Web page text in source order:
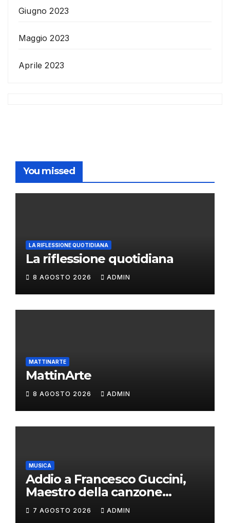
Giugno 2023
Maggio 2023
Aprile 2023
You missed
LA RIFLESSIONE QUOTIDIANA
La riflessione quotidiana
8 AGOSTO 2026 ADMIN
MATTINARTE
MattinArte
8 AGOSTO 2026 ADMIN
MUSICA
Addio a Francesco Guccini,
Maestro della canzone
d’autore
7 AGOSTO 2026 ADMIN